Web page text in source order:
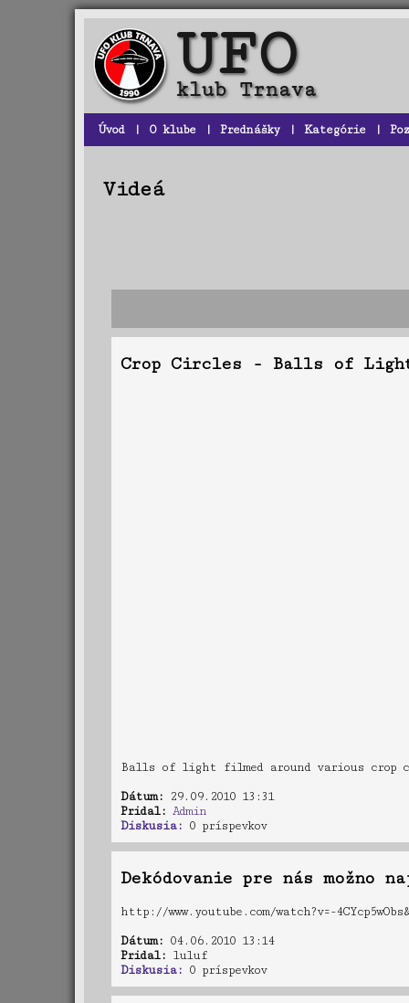
Úvod | O klube | Prednášky | Kategórie |
Videá
Crop Circles - Balls of
Balls of light filmed around various crop
Dátum: 29.09.2010 13:31
Pridal: Admin
Diskusia: 0 príspevkov
Dekódovanie pre nás možno
http://www.youtube.com/watch?v=-
Dátum: 04.06.2010 13:14
Pridal: luluf
Diskusia: 0 príspevkov